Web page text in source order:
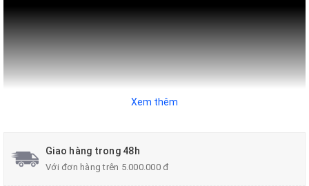
Đánh giá chung:Đầu nối cáp MINI này có kích thước
Xem thêm
Giao hàng trong 48h
Với đơn hàng trên 5.000.000 đ